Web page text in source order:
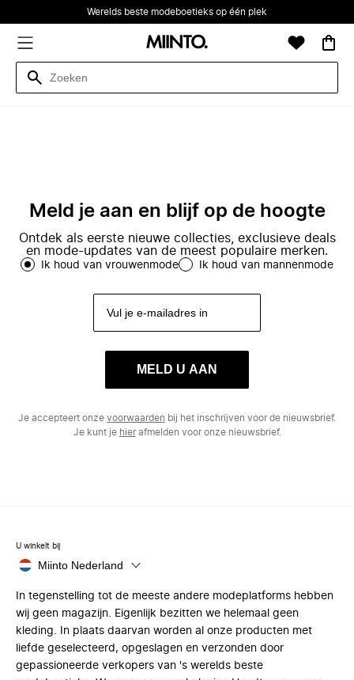
Werelds beste modeboetieks op één plek
Meld je aan en blijf op de hoogte
Ontdek als eerste nieuwe collecties, exclusieve deals
en mode-updates van de meest populaire merken.
Ik houd van vrouwenmode Ik houd van mannenmode
MELD U AAN
Je accepteert onze voorwaarden bij het inschrijven voor de nieuwsbrief.
Je kunt je hierafmelden voor onze nieuwsbrief.
U winkelt bij
Miinto Nederland
In tegenstelling tot de meeste andere modeplatforms hebben
wij geen magazijn. Eigenlijk bezitten we helemaal geen
kleding. In plaats daarvan worden al onze producten met
liefde geselecteerd, opgeslagen en verzonden door
gepassioneerde verkopers van 's werelds beste